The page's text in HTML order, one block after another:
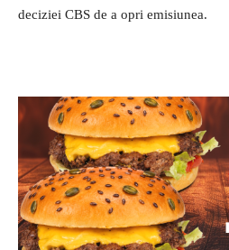
deciziei CBS de a opri emisiunea.